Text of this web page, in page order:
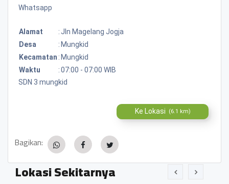
Whatsapp
Alamat : Jln Magelang Jogja
Desa
: Mungkid
Kecamatan : Mungkid
Waktu
:07:00 - 07:00 WIB
SDN 3 mungkid
Ke Lokasi (6.1 km)
Bagikan:
Lokasi Sekitarnya